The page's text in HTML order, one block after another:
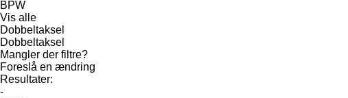
BPW
Vis alle
Dobbeltaksel
Dobbeltaksel
Mangler der filtre?
Foreslå en ændring
Resultater:
-